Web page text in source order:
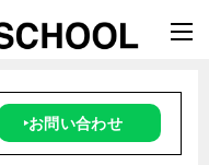
‣お問い合わせ